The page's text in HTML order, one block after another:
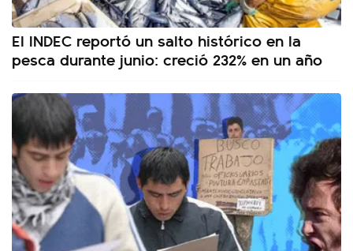
El INDEC reportó un salto histórico en la
pesca durante junio: creció 232% en un año